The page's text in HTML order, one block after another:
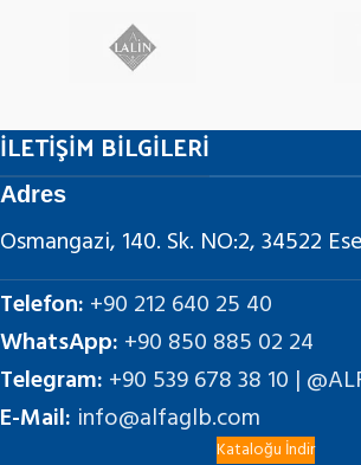
İLETİŞİM BİLGİLERİ
Adres
Osmangazi, 140. Sk. NO:2, 34522
Telefon: +90 212 640 25 40
WhatsApp: +90 850 885 02 24
Telegram: +90 539 678 38 10 |
E-Mail: info@alfaglb.com
Kataloğu İndir